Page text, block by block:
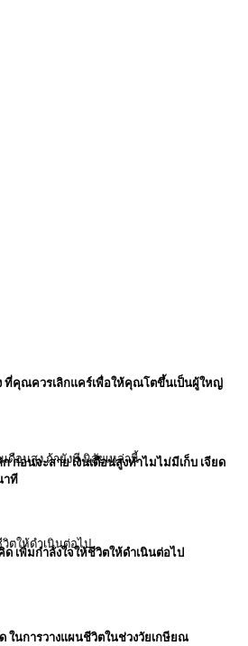
ที่คุณควรเลิกแคร์เพื่อให้คุณโตขึ้นเป็นผู้ใหญ่
ก ก่อนจะสาย เงินเดือนสูงทำไมไม่มีเก็บ เจียด
าที
ด เพิ่มกำลังใจให้ชีวิตให้ดำเนินต่อไป
ในการวางแผนชีวิตในช่วงวัยเกษียณ